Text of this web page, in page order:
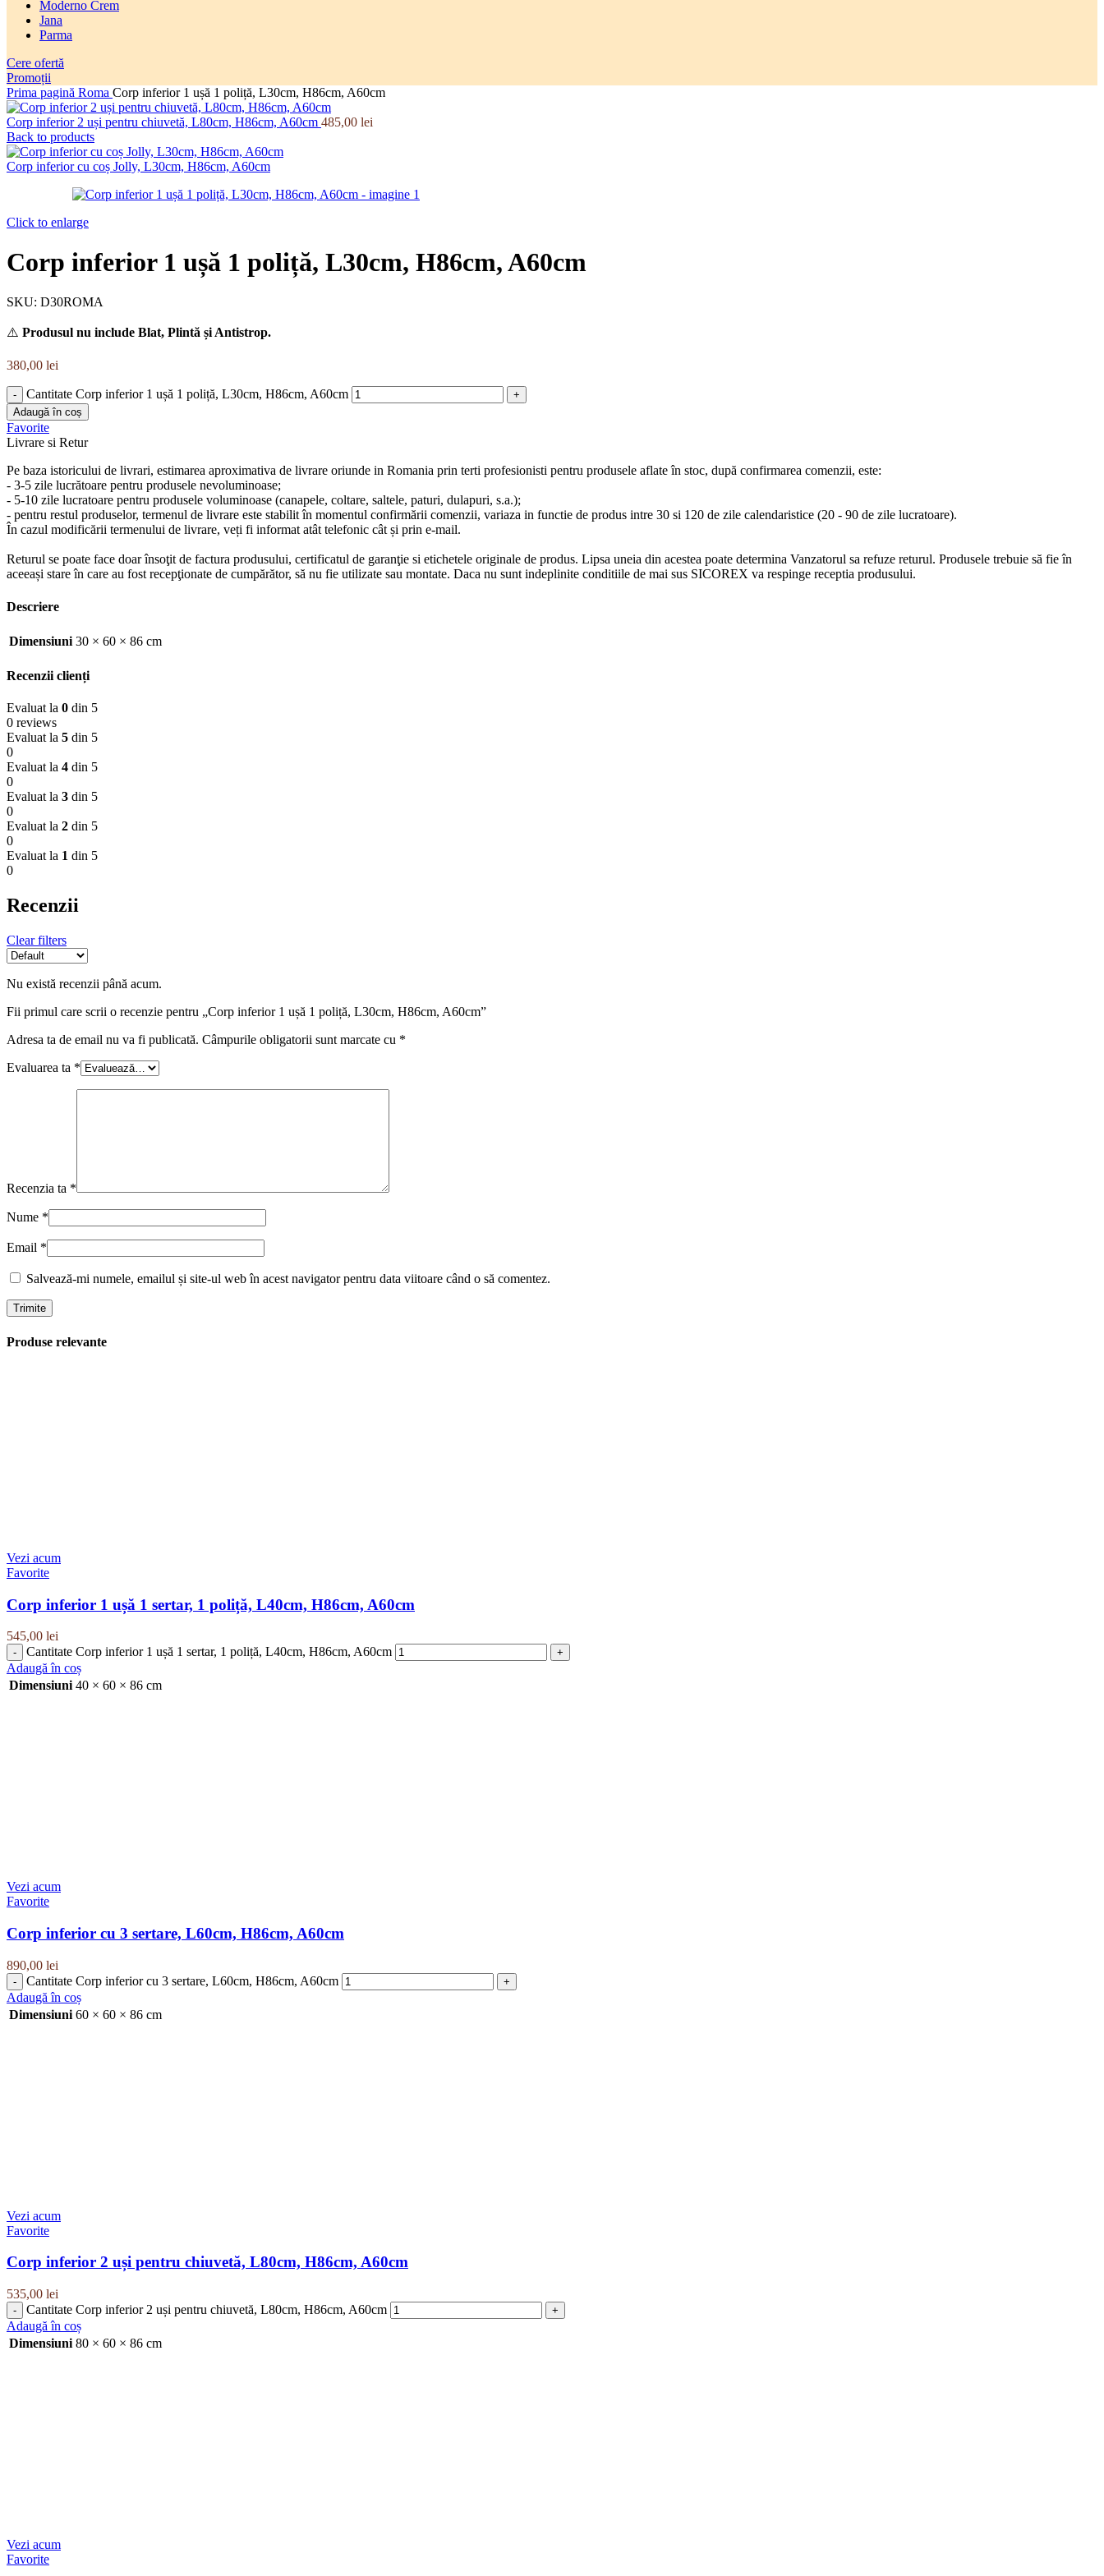
Moderno Crem
Jana
Parma
Cere ofertă
Promoții
Prima pagină Roma Corp inferior 1 ușă 1 poliță, L30cm, H86cm, A60cm
Corp inferior 2 uși pentru chiuvetă, L80cm, H86cm, A60cm 485,00 lei
Back to products
Corp inferior cu coș Jolly, L30cm, H86cm, A60cm
Click to enlarge
Corp inferior 1 ușă 1 poliță, L30cm, H86cm, A60cm
SKU: D30ROMA
⚠️ Produsul nu include Blat, Plintă și Antistrop.
380,00 lei
Cantitate Corp inferior 1 ușă 1 poliță, L30cm, H86cm, A60cm
Adaugă în coș
Favorite
Livrare si Retur
Pe baza istoricului de livrari, estimarea aproximativa de livrare oriunde in Romania prin terti profesionisti pentru produsele aflate în stoc, după confirmarea comenzii, este:
- 3-5 zile lucrătoare pentru produsele nevoluminoase;
- 5-10 zile lucratoare pentru produsele voluminoase (canapele, coltare, saltele, paturi, dulapuri, s.a.);
- pentru restul produselor, termenul de livrare este stabilit în momentul confirmării comenzii, variaza in functie de produs intre 30 si 120 de zile calendaristice (20 - 90 de zile lucratoare).
În cazul modificării termenului de livrare, veți fi informat atât telefonic cât și prin e-mail.
Returul se poate face doar însoţit de factura produsului, certificatul de garanţie si etichetele originale de produs. Lipsa uneia din acestea poate determina Vanzatorul sa refuze returul. Produsele trebuie să fie în
aceeași stare în care au fost recepţionate de cumpărător, să nu fie utilizate sau montate. Daca nu sunt indeplinite conditiile de mai sus SICOREX va respinge receptia produsului.
Descriere
Dimensiuni 30 × 60 × 86 cm
Recenzii clienți
Evaluat la 0 din 5
0 reviews
Evaluat la 5 din 5
0
Evaluat la 4 din 5
0
Evaluat la 3 din 5
0
Evaluat la 2 din 5
0
Evaluat la 1 din 5
0
Recenzii
Clear filters
Nu există recenzii până acum.
Fii primul care scrii o recenzie pentru „Corp inferior 1 ușă 1 poliță, L30cm, H86cm, A60cm”
Adresa ta de email nu va fi publicată. Câmpurile obligatorii sunt marcate cu *
Evaluarea ta *
Recenzia ta *
Nume *
Email *
Salvează-mi numele, emailul și site-ul web în acest navigator pentru data viitoare când o să comentez.
Produse relevante
Vezi acum
Favorite
Corp inferior 1 ușă 1 sertar, 1 poliță, L40cm, H86cm, A60cm
545,00 lei
Cantitate Corp inferior 1 ușă 1 sertar, 1 poliță, L40cm, H86cm, A60cm
Adaugă în coș
Dimensiuni 40 × 60 × 86 cm
Vezi acum
Favorite
Corp inferior cu 3 sertare, L60cm, H86cm, A60cm
890,00 lei
Cantitate Corp inferior cu 3 sertare, L60cm, H86cm, A60cm
Adaugă în coș
Dimensiuni 60 × 60 × 86 cm
Vezi acum
Favorite
Corp inferior 2 uși pentru chiuvetă, L80cm, H86cm, A60cm
535,00 lei
Cantitate Corp inferior 2 uși pentru chiuvetă, L80cm, H86cm, A60cm
Adaugă în coș
Dimensiuni 80 × 60 × 86 cm
Vezi acum
Favorite